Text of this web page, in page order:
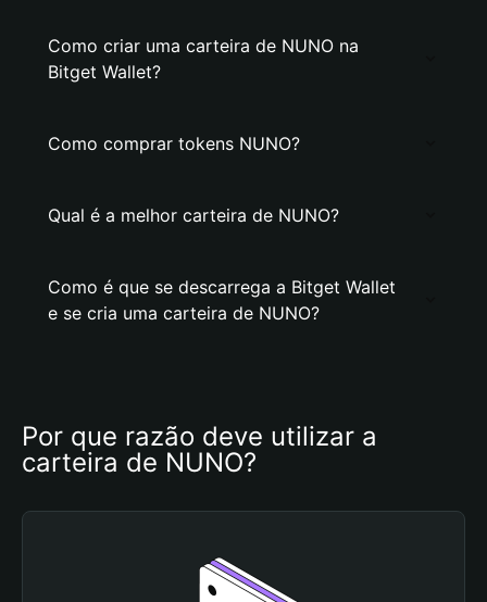
Como criar uma carteira de NUNO na
Bitget Wallet?
Como comprar tokens NUNO?
Qual é a melhor carteira de NUNO?
Como é que se descarrega a Bitget Wallet
e se cria uma carteira de NUNO?
Por que razão deve utilizar a
carteira de NUNO?